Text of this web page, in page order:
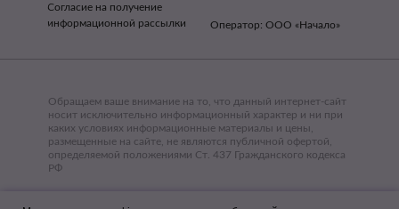
Обращаем ваше внимание на то, что данный интернет-сайт
носит исключительно информационный характер и ни при
каких условиях информационные материалы и цены,
размещенные на сайте, не являются публичной офертой,
определяемой положениями Ст. 437 Гражданского кодекса
РФ
Согласие на получение
информационной рассылки
Оператор: ООО «Начало»